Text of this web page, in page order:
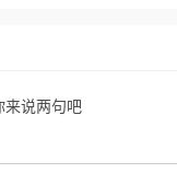
来说两句吧